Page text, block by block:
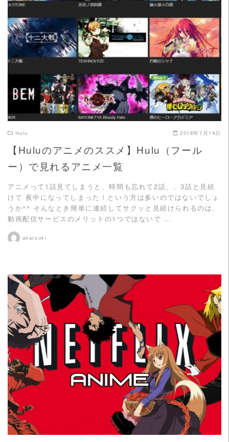
READ MORE
Hulu 2018年7月14日
【Huluのアニメのススメ】Hulu（フール
ー）で見れるアニメ一覧
アニメって1話見てしまうと、時間も忘れて2話、、3話と見続
けて 夜中になってしまった！という方は多いのではないでしょ
うか^^ そんなとき簡単に連続してサクッと見続けられるのは、
動画配信サービスのメリットの1つではないで …
akatsuki
READ MORE